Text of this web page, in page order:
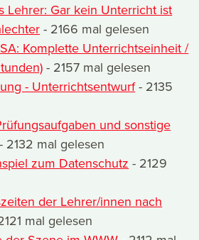
Lehrer: Gar kein Unterricht ist
- 2166 mal gelesen
Komplette Unterrichtseinheit /
- 2157 mal gelesen
- Unterrichtsentwurf- 2135
und sonstige
- 2132 mal gelesen
zum Datenschutz - 2129
der Lehrer/innen nach
mal gelesen